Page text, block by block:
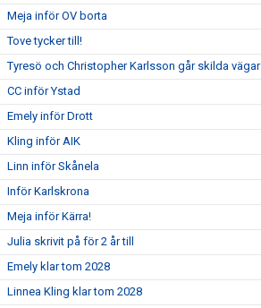
Meja inför OV borta
Tove tycker till!
Tyresö och Christopher Karlsson går skilda vägar
CC inför Ystad
Emely inför Drott
Kling inför AIK
Linn inför Skånela
Inför Karlskrona
Meja inför Kärra!
Julia skrivit på för 2 år till
Emely klar tom 2028
Linnea Kling klar tom 2028